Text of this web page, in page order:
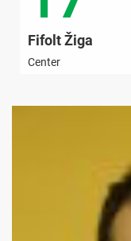
Fifolt Žiga
Center